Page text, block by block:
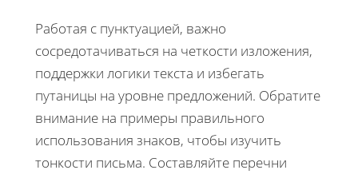
Работая с пунктуацией, важно
сосредотачиваться на четкости изложения,
поддержки логики текста и избегать
путаницы на уровне предложений. Обратите
внимание на примеры правильного
использования знаков, чтобы изучить
тонкости письма. Составляйте перечни